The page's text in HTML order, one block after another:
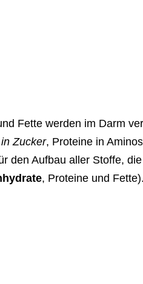
Fette werden im Darm
Zucker, Proteine in
den Aufbau aller Stoffe,
, Proteine und Fette).